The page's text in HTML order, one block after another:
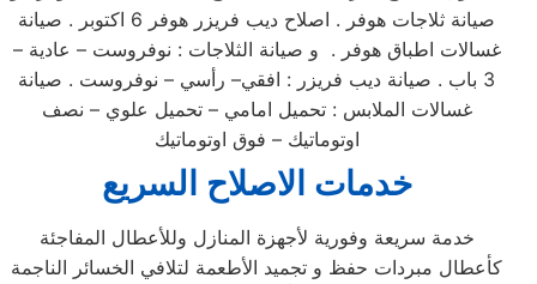
صيانة ثلاجات هوفر . اصلاح ديب فريزر هوفر 6 اكتوبر . صيانة
غسالات اطباق هوفر . و صيانة الثلاجات : نوفروست – عادية –
3 باب . صيانة ديب فريزر : افقي– رأسي – نوفروست . صيانة
غسالات الملابس : تحميل امامي – تحميل علوي – نصف
اوتوماتيك – فوق اوتوماتيك
خدمات الاصلاح السريع
خدمة سريعة وفورية لأجهزة المنازل وللأعطال المفاجئة
كأعطال مبردات حفظ و تجميد الأطعمة لتلافي الخسائر الناجمة